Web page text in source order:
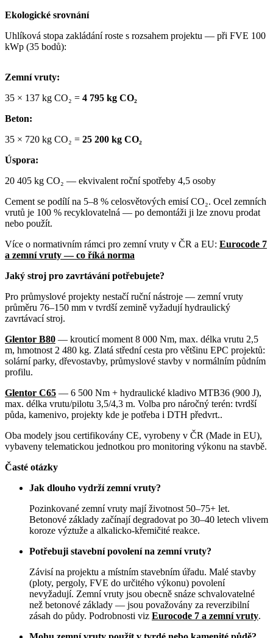
Ekologické srovnání
Uhlíková stopa zakládání roste s rozsahem projektu — při FVE 100
kWp (35 bodů):
Zemní vruty:
35 × 137 kg CO₂ = 4 795 kg CO₂
Beton:
35 × 720 kg CO₂ = 25 200 kg CO₂
Úspora:
20 405 kg CO₂ — ekvivalent roční spotřeby 4,5 osoby
Cement se podílí na 5–8 % celosvětových emisí CO₂. Ocel zemních
vrutů je 100 % recyklovatelná — po demontáži ji lze znovu prodat
nebo použít.
Více o normativním rámci pro zemní vruty v ČR a EU: Eurocode 7
a zemní vruty — co říká norma
Jaký stroj pro zavrtávání potřebujete?
Pro průmyslové projekty nestačí ruční nástroje — zemní vruty
průměru 76–150 mm v tvrdší zemině vyžadují hydraulický
zavrtávací stroj.
Glentor B80 — krouticí moment 8 000 Nm, max. délka vrutu 2,5
m, hmotnost 2 480 kg. Zlatá střední cesta pro většinu EPC projektů:
solární parky, dřevostavby, průmyslové stavby v normálním půdním
profilu.
Glentor C65 — 6 500 Nm + hydraulické kladivo MTB36 (900 J),
max. délka vrutu/pilotu 3,5/4,3 m. Volba pro náročný terén: tvrdší
půda, kamenivo, projekty kde je potřeba i DTH předvrt..
Oba modely jsou certifikovány CE, vyrobeny v ČR (Made in EU),
vybaveny telematickou jednotkou pro monitoring výkonu na stavbě.
Časté otázky
Jak dlouho vydrží zemní vruty?
Pozinkované zemní vruty mají životnost 50–75+ let.
Betonové základy začínají degradovat po 30–40 letech vlivem
koroze výztuže a alkalicko-křemičité reakce.
Potřebuji stavební povolení na zemní vruty?
Závisí na projektu a místním stavebním úřadu. Malé stavby
(ploty, pergoly, FVE do určitého výkonu) povolení
nevyžadují. Zemní vruty jsou obecně snáze schvalovatelné
než betonové základy — jsou považovány za reverzibilní
zásah do půdy. Podrobnosti viz Eurocode 7 a zemní vruty.